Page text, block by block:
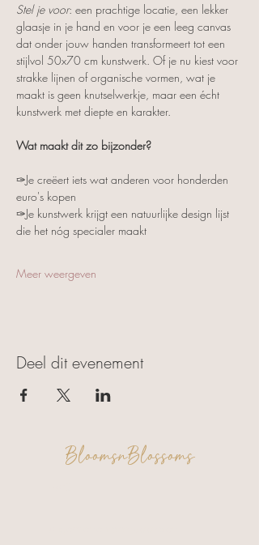
Stel je voor: een prachtige locatie, een lekker
glaasje in je hand en voor je een leeg canvas
dat onder jouw handen transformeert tot een
stijlvol 50x70 cm kunstwerk. Of je nu kiest voor
strakke lijnen of organische vormen, wat je
maakt is geen knutselwerkje, maar een écht
kunstwerk met diepte en karakter.
Wat maakt dit zo bijzonder?
✑Je creëert iets wat anderen voor honderden
euro's kopen
✑Je kunstwerk krijgt een natuurlijke design lijst
die het nóg specialer maakt
Meer weergeven
Deel dit evenement
BloomsnBlossoms